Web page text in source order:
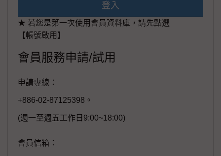
登入
★ 若您是第一次使用會員資料庫，請先點選
【帳號啟用】
會員服務申請/試用
申請專線：
+886-02-87125398。
(週一至週五工作日9:00~18:00)
會員信箱：